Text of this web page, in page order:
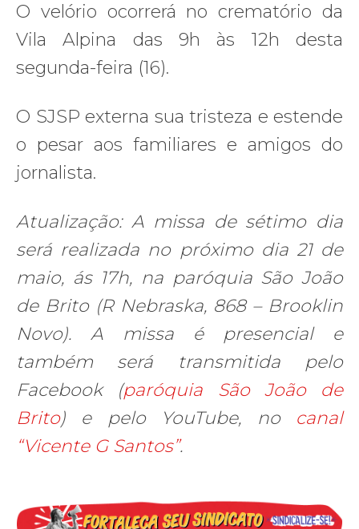
O velório ocorrerá no crematório da
Vila Alpina das 9h às 12h desta
segunda-feira (16).
O SJSP externa sua tristeza e estende
o pesar aos familiares e amigos do
jornalista.
Atualização: A missa de sétimo dia
será realizada no próximo dia 21 de
maio, ás 17h, na paróquia São João
de Brito (R Nebraska, 868 – Brooklin
Novo). A missa é presencial e
também será transmitida pelo
Facebook (paróquia São João de
Brito) e pelo YouTube, no canal
“Vicente G Santos”.